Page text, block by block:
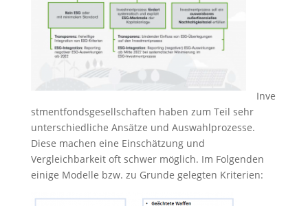
Inve
stmentfondsgesellschaften haben zum Teil sehr
unterschiedliche Ansätze und Auswahlprozesse.
Diese machen eine Einschätzung und
Vergleichbarkeit oft schwer möglich. Im Folgenden
einige Modelle bzw. zu Grunde gelegten Kriterien: